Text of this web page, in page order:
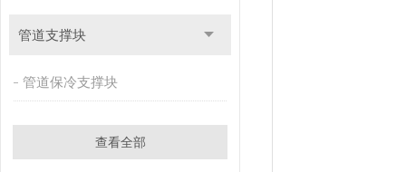
管道支撑块
管道保冷支撑块
查看全部